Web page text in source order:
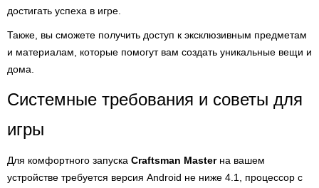
достигать успеха в игре.
Также, вы сможете получить доступ к эксклюзивным предметам
и материалам, которые помогут вам создать уникальные вещи и
дома.
Системные требования и советы для
игры
Для комфортного запуска Craftsman Masterна вашем
устройстве требуется версия Android не ниже 4.1, процессор с